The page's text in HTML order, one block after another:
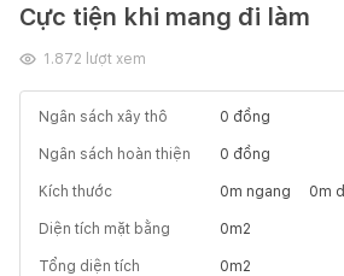
Cực tiện khi mang đi làm
1.872 lượt xem
Ngân sách xây thô 0 đồng
Ngân sách hoàn thiện 0 đồng
Kích thước 0m ngang 0m
Diện tích mặt bằng 0m2
Tổng diện tích 0m2